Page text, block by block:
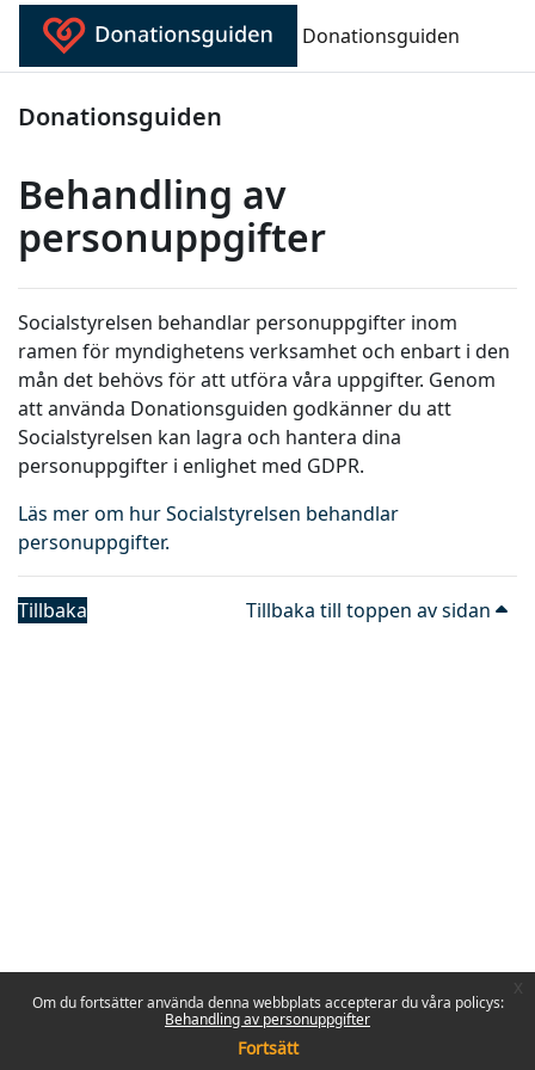
Gå direkt till huvudinnehåll
Om du fortsätter använda denna webbplats accepterar du våra policys:
Behandling av personuppgifter
Fortsätt
Donationsguiden
Donationsguiden
Behandling av
personuppgifter
Socialstyrelsen behandlar personuppgifter inom
ramen för myndighetens verksamhet och enbart i den
mån det behövs för att utföra våra uppgifter. Genom
att använda Donationsguiden godkänner du att
Socialstyrelsen kan lagra och hantera dina
personuppgifter i enlighet med GDPR.
Läs mer om hur Socialstyrelsen behandlar
personuppgifter.
Tillbaka Tillbaka till toppen av sidan